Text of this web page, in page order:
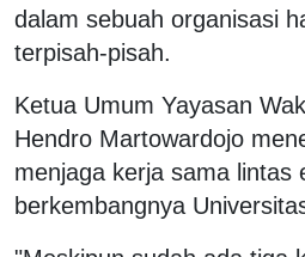
dalam sebuah organisasi
terpisah-pisah.
Ketua Umum Yayasan
Hendro Martowardojo
menjaga kerja sama lintas
berkembangnya